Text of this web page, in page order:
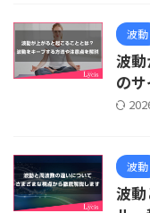
波動
波
の
波動
波